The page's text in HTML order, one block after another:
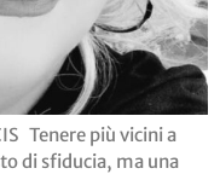
Tenere più vicini a
di sfiducia, ma una